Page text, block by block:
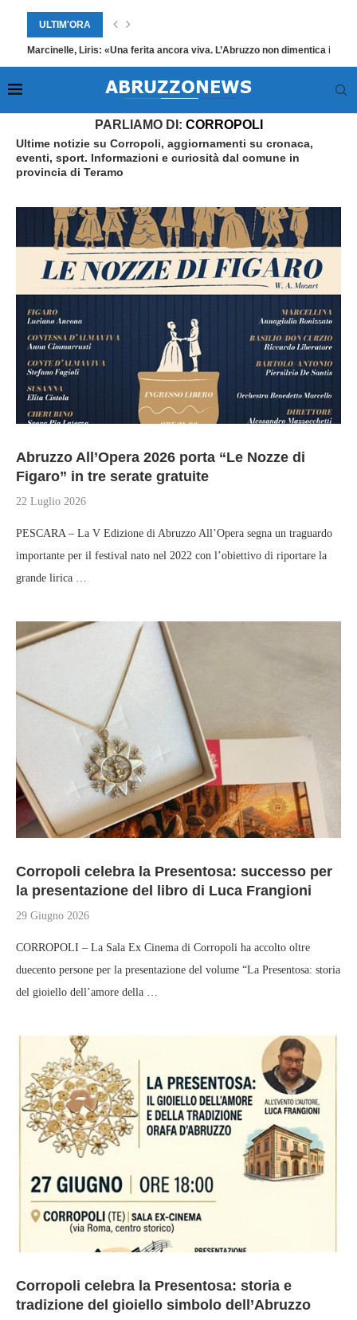
ULTIM'ORA
Marcinelle, Liris: «Una ferita ancora viva. L’Abruzzo non dimentica i suoi
Home
PARLIAMO DI: CORROPOLI
Ultime notizie su Corropoli, aggiornamenti su cronaca,
eventi, sport. Informazioni e curiosità dal comune in
provincia di Teramo
Abruzzo All’Opera 2026 porta “Le Nozze di
Figaro” in tre serate gratuite
22 Luglio 2026
PESCARA – La V Edizione di Abruzzo All’Opera segna un traguardo
importante per il festival nato nel 2022 con l’obiettivo di riportare la
grande lirica …
Corropoli celebra la Presentosa: successo per
la presentazione del libro di Luca Frangioni
29 Giugno 2026
CORROPOLI – La Sala Ex Cinema di Corropoli ha accolto oltre
duecento persone per la presentazione del volume “La Presentosa: storia
del gioiello dell’amore della …
Corropoli celebra la Presentosa: storia e
tradizione del gioiello simbolo dell’Abruzzo